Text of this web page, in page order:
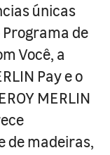
únicas
de
Você, a
Pay e o
MERLIN
de madeiras,